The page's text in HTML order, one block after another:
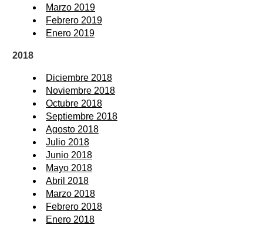
Marzo 2019
Febrero 2019
Enero 2019
2018
Diciembre 2018
Noviembre 2018
Octubre 2018
Septiembre 2018
Agosto 2018
Julio 2018
Junio 2018
Mayo 2018
Abril 2018
Marzo 2018
Febrero 2018
Enero 2018